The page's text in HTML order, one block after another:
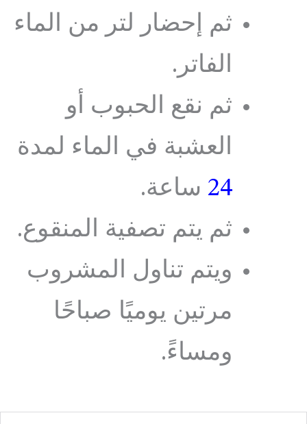
ثم إحضار لتر من الماء
الفاتر.
ثم نقع الحبوب أو
العشبة في الماء لمدة
24 ساعة.
ثم يتم تصفية المنقوع.
ويتم تناول المشروب
مرتين يوميًا صباحًا
ومساءً.